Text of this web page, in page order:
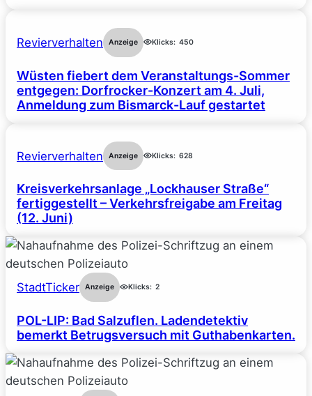
Revierverhalten Anzeige Klicks: 450
Wüsten fiebert dem Veranstaltungs-Sommer
entgegen: Dorfrocker-Konzert am 4. Juli,
Anmeldung zum Bismarck-Lauf gestartet
Revierverhalten Anzeige Klicks: 628
Kreisverkehrsanlage „Lockhauser Straße“
fertiggestellt – Verkehrsfreigabe am Freitag
(12. Juni)
StadtTicker Anzeige Klicks: 2
POL-LIP: Bad Salzuflen. Ladendetektiv
bemerkt Betrugsversuch mit Guthabenkarten.